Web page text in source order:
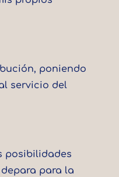
poniendo
servicio del
posibilidades
para la